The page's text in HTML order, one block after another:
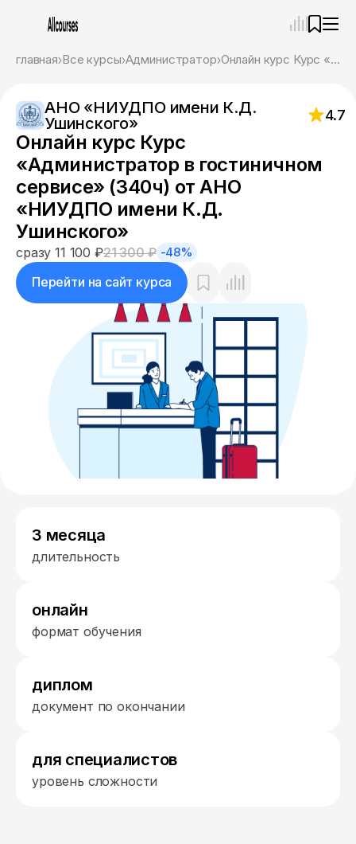
главная Все курсы Администратор Онлайн курс Курс «Администратор в гостиничном сервисе» (340ч) от АНО «НИУДПО имени К.Д. Ушинского»
АНО «НИУДПО имени К.Д.
Ушинского»
4.7
Онлайн курс Курс
«Администратор в гостиничном
сервисе» (340ч) от АНО
«НИУДПО имени К.Д.
Ушинского»
сразу 11 100 ₽21 300 ₽ -48%
Перейти на сайт курса
3 месяца
длительность
онлайн
формат обучения
диплом
документ по окончании
для специалистов
уровень сложности
Привет! Я Ваш карьерный навигатор. Подберу
курсы, которые соответствует именно вашим
целям.
Пожалуйста, ответьте на несколько вопросов,
чтобы начать.
Приступим?